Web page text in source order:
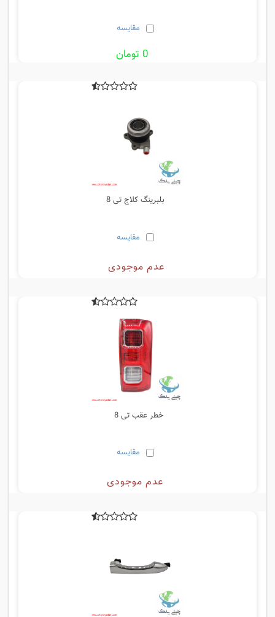
مقایسه
0 تومان
بلبرینگ کلاج تی 8
مقایسه
عدم موجودی
خطر عقب تی 8
مقایسه
عدم موجودی